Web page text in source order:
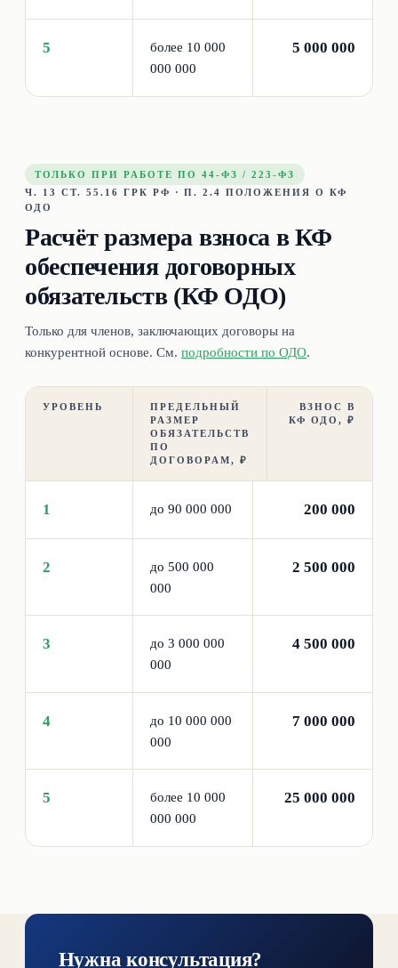
5
более 10 000
000 000
5 000 000
ТОЛЬКО ПРИ РАБОТЕ ПО 44-ФЗ / 223-ФЗ
Ч. 13 СТ. 55.16 ГРК РФ · П. 2.4 ПОЛОЖЕНИЯ О КФ
ОДО
Расчёт размера взноса в КФ
обеспечения договорных
обязательств (КФ ОДО)
Только для членов, заключающих договоры на
конкурентной основе. См. подробности по ОДО.
УРОВЕНЬ
ПРЕДЕЛЬНЫЙ
РАЗМЕР
ОБЯЗАТЕЛЬСТВ
ПО
ДОГОВОРАМ, ₽
ВЗНОС В
КФ ОДО, ₽
1 до 90 000 000 200 000
2
до 500 000
000
2 500 000
3
до 3 000 000
000
4 500 000
4
до 10 000 000
000
7 000 000
5
более 10 000
000 000
25 000 000
Нужна консультация?